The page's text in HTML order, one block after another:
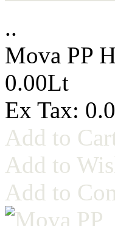
..
Mova PP
0.00Lt
Ex Tax:
Add to
Add to
Add to